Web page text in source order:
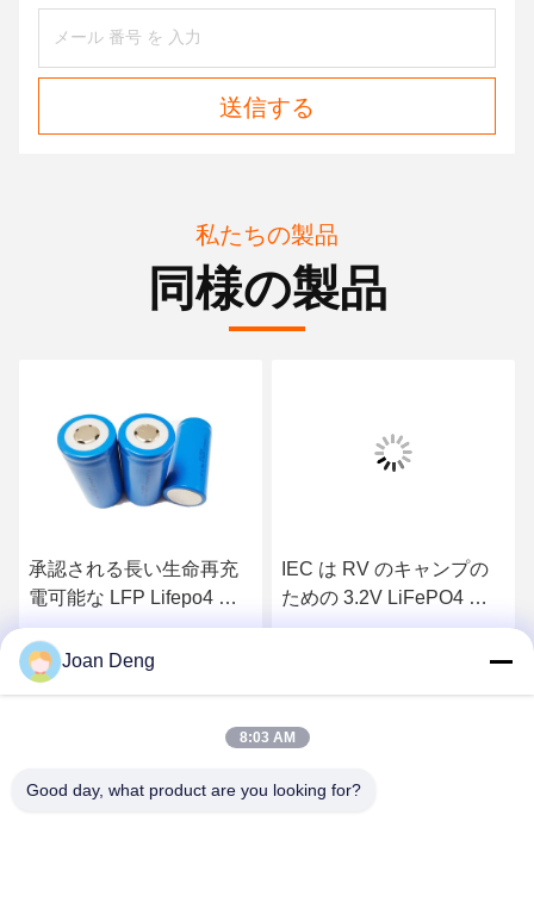
送信する
私たちの製品
同様の製品
承認される長い生命再充
電可能な LFP Lifepo4 円
柱電池 6000Mah BIS セリ
ウム
最高 の 価格 を 入手 する
IEC は RV のキャンプの
ための 3.2V LiFePO4 円
柱細胞の再充電可能な
最高 の 価格 を 入手 する
Joan Deng
8:03 AM
Good day, what product are you looking for?